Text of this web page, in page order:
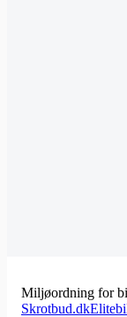
Miljøordning for
Skrotbud.dk